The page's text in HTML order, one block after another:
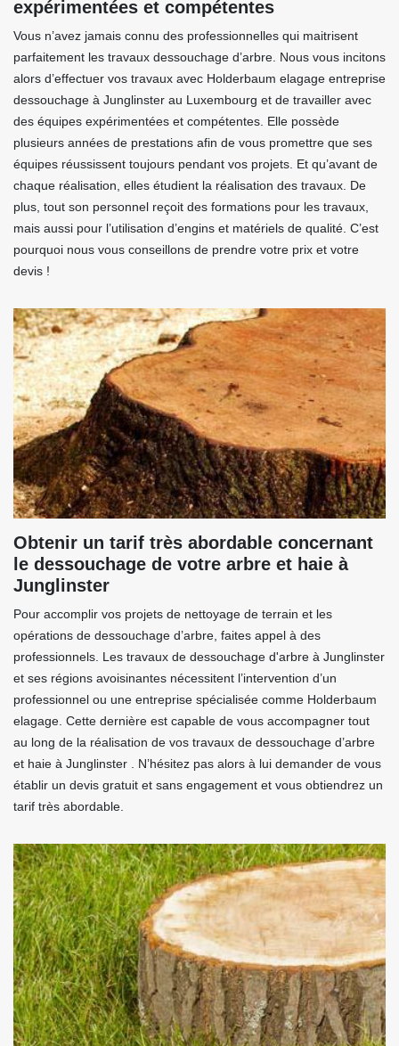
expérimentées et compétentes
Vous n’avez jamais connu des professionnelles qui maitrisent
parfaitement les travaux dessouchage d’arbre. Nous vous incitons
alors d’effectuer vos travaux avec Holderbaum elagage entreprise
dessouchage à Junglinster au Luxembourg et de travailler avec
des équipes expérimentées et compétentes. Elle possède
plusieurs années de prestations afin de vous promettre que ses
équipes réussissent toujours pendant vos projets. Et qu’avant de
chaque réalisation, elles étudient la réalisation des travaux. De
plus, tout son personnel reçoit des formations pour les travaux,
mais aussi pour l’utilisation d’engins et matériels de qualité. C’est
pourquoi nous vous conseillons de prendre votre prix et votre
devis !
Obtenir un tarif très abordable concernant
le dessouchage de votre arbre et haie à
Junglinster
Pour accomplir vos projets de nettoyage de terrain et les
opérations de dessouchage d’arbre, faites appel à des
professionnels. Les travaux de dessouchage d'arbre à Junglinster
et ses régions avoisinantes nécessitent l’intervention d’un
professionnel ou une entreprise spécialisée comme Holderbaum
elagage. Cette dernière est capable de vous accompagner tout
au long de la réalisation de vos travaux de dessouchage d’arbre
et haie à Junglinster . N’hésitez pas alors à lui demander de vous
établir un devis gratuit et sans engagement et vous obtiendrez un
tarif très abordable.